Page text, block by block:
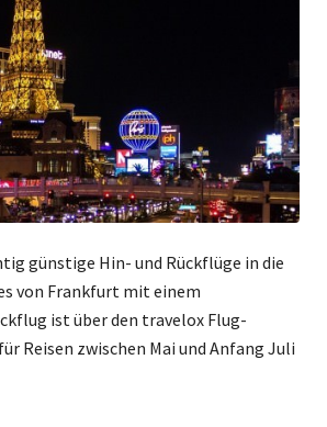
günstige Hin- und Rückflüge in die
von Frankfurt mit einem
ist über den travelox Flug-
Reisen zwischen Mai und Anfang Juli